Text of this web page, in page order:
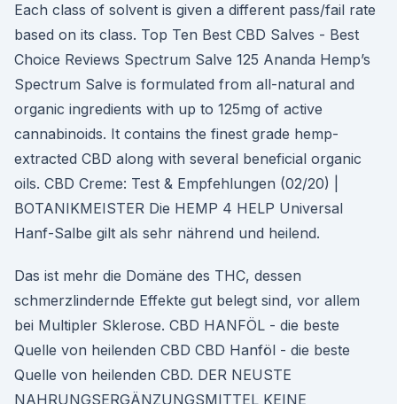
Each class of solvent is given a different pass/fail rate
based on its class. Top Ten Best CBD Salves - Best
Choice Reviews Spectrum Salve 125 Ananda Hemp’s
Spectrum Salve is formulated from all-natural and
organic ingredients with up to 125mg of active
cannabinoids. It contains the finest grade hemp-
extracted CBD along with several beneficial organic
oils. CBD Creme: Test & Empfehlungen (02/20) |
BOTANIKMEISTER Die HEMP 4 HELP Universal
Hanf-Salbe gilt als sehr nährend und heilend.
Das ist mehr die Domäne des THC, dessen
schmerzlindernde Effekte gut belegt sind, vor allem
bei Multipler Sklerose. CBD HANFÖL - die beste
Quelle von heilenden CBD CBD Hanföl - die beste
Quelle von heilenden CBD. DER NEUSTE
NAHRUNGSERGÄNZUNGSMITTEL KEINE